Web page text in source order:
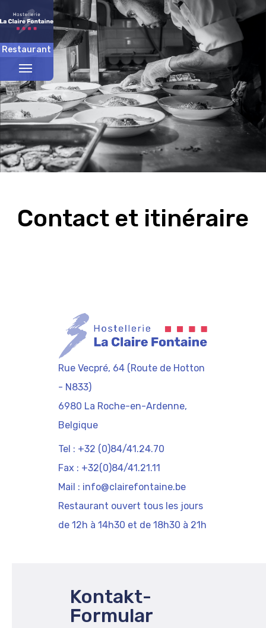
Restaurant
Menü
umschalten
Contact et itinéraire
Rue Vecpré, 64 (Route de Hotton
- N833)
6980 La Roche-en-Ardenne,
Belgique
Tel : +32 (0)84/41.24.70
Fax : +32(0)84/41.21.11
Mail : info@clairefontaine.be
Restaurant ouvert tous les jours
de 12h à 14h30 et de 18h30 à 21h
Kontakt-
Formular